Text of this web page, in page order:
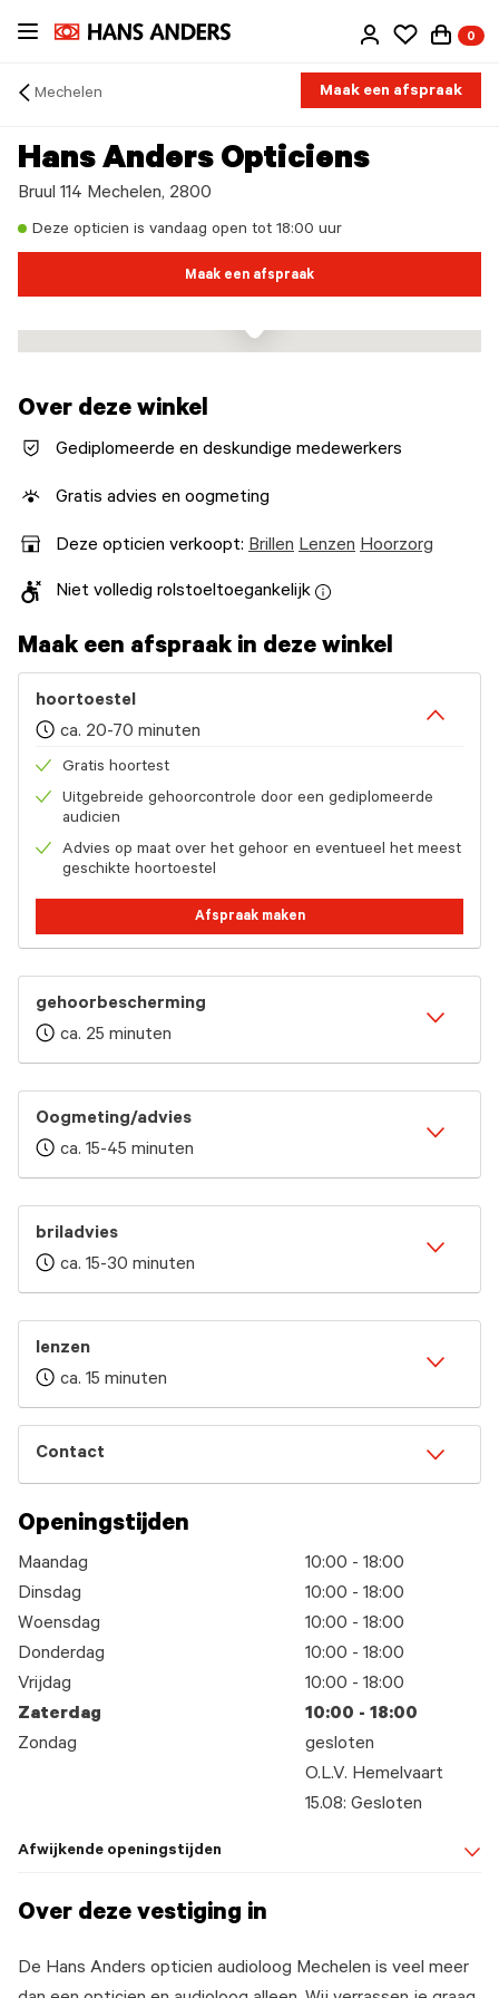
Ga
de
0
Mechelen Maak een afspraak
Hans Anders Opticiens
Bruul 114 Mechelen, 2800
Deze opticien is vandaag open tot 18:00 uur
Maak een afspraak
Over deze winkel
Gediplomeerde en deskundige medewerkers
Gratis advies en oogmeting
Deze opticien verkoopt: Brillen Lenzen Hoorzorg
Niet volledig rolstoeltoegankelijk
Maak een afspraak in deze winkel
hoortoestel
ca. 20-70 minuten
Gratis hoortest
Uitgebreide gehoorcontrole door een gediplomeerde
audicien
Advies op maat over het gehoor en eventueel het meest
geschikte hoortoestel
Afspraak maken
gehoorbescherming
ca. 25 minuten
Oogmeting/advies
ca. 15-45 minuten
briladvies
ca. 15-30 minuten
lenzen
ca. 15 minuten
Contact
Openingstijden
Maandag
10:00 - 18:00
Dinsdag
10:00 - 18:00
Woensdag
10:00 - 18:00
Donderdag
10:00 - 18:00
Vrijdag
10:00 - 18:00
Zaterdag
10:00 - 18:00
Zondag
gesloten
O.L.V. Hemelvaart
15.08: Gesloten
Afwijkende openingstijden
Over deze vestiging in
De Hans Anders opticien audioloog Mechelen is veel meer